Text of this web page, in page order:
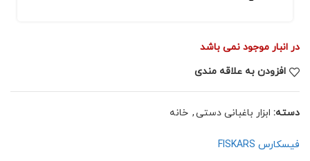
در انبار موجود نمی باشد
افزودن به علاقه مندی
دسته: ابزار باغبانی دستی, خانه
فیسکارس FISKARS